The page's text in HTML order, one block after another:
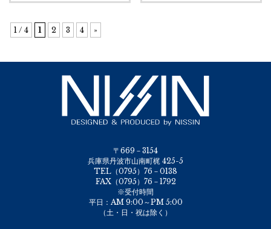
1 / 4 1 2 3 4 »
〒669－3154
兵庫県丹波市山南町梶 425-5
TEL（0795）76－0138
FAX（0795）76－1792
※受付時間
平日：AM 9:00～PM 5:00
（土・日・祝は除く）